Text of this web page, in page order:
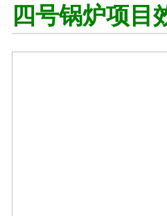
四号锅炉项目